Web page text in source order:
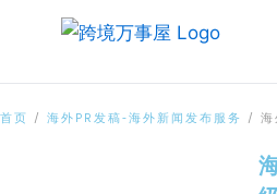
首页 / 海外PR发稿-海外新闻发布服务 / 海
海